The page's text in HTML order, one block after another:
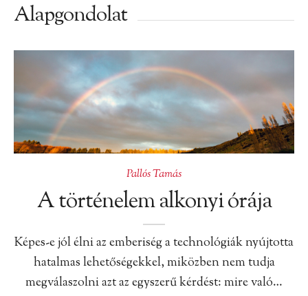
Alapgondolat
Pallós Tamás
A történelem alkonyi órája
Képes-e jól élni az emberiség a technológiák nyújtotta
hatalmas lehetőségekkel, miközben nem tudja
megválaszolni azt az egyszerű kérdést: mire való…